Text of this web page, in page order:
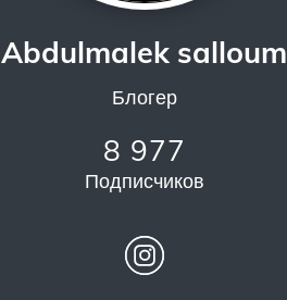
Abdulmalek salloum
Блогер
8 977
Подписчиков